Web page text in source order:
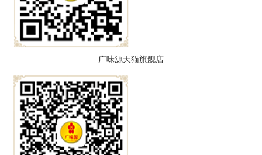
广味源天猫旗舰店